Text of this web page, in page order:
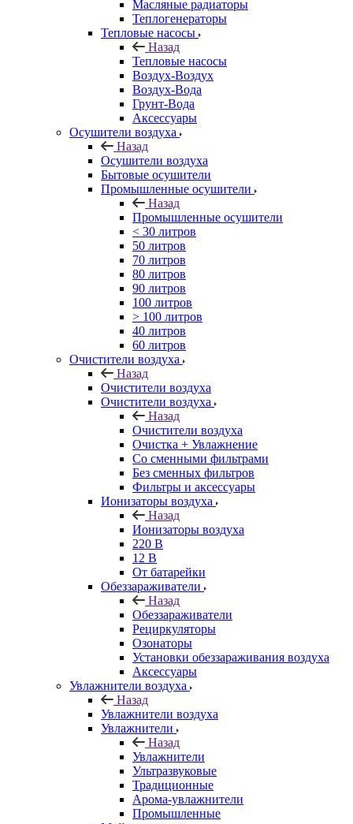
Масляные радиаторы
Теплогенераторы
Тепловые насосы
Назад
Тепловые насосы
Воздух-Воздух
Воздух-Вода
Грунт-Вода
Аксессуары
Осушители воздуха
Назад
Осушители воздуха
Бытовые осушители
Промышленные осушители
Назад
Промышленные осушители
< 30 литров
50 литров
70 литров
80 литров
90 литров
100 литров
> 100 литров
40 литров
60 литров
Очистители воздуха
Назад
Очистители воздуха
Очистители воздуха
Назад
Очистители воздуха
Очистка + Увлажнение
Cо сменными фильтрами
Без сменных фильтров
Фильтры и аксессуары
Ионизаторы воздуха
Назад
Ионизаторы воздуха
220 В
12 В
От батарейки
Обеззараживатели
Назад
Обеззараживатели
Рециркуляторы
Озонаторы
Установки обеззараживания воздуха
Аксессуары
Увлажнители воздуха
Назад
Увлажнители воздуха
Увлажнители
Назад
Увлажнители
Ультразвуковые
Традиционные
Арома-увлажнители
Промышленные